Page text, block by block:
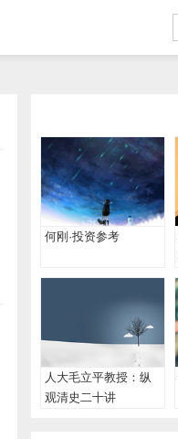
何刚·投资参考
人大毛立平教授：纵
观清史二十讲